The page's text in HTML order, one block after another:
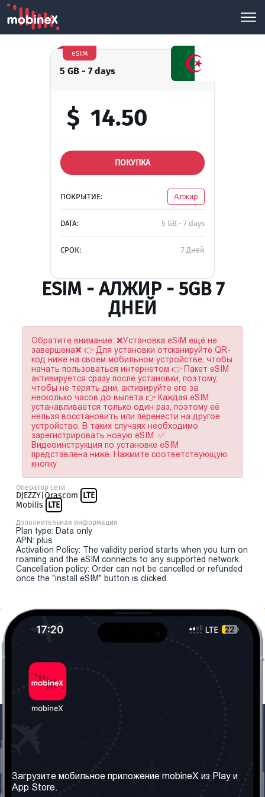
5 GB - 7 days
eSIM
$ 14.50
ПОКУПКА
ПОКРЫТИЕ: Алжир
DATA: 5 GB - 7 days
СРОК: 7 Дней
ESIM - АЛЖИР - 5GB 7
ДНЕЙ
Обратите внимание: ❌Установка eSIM ещё не
завершена❌ 👉 Для установки отсканируйте QR-
код ниже на своем мобильном устройстве, чтобы
начать пользоваться интернетом 👉 Пакет eSIM
активируется сразу после установки, поэтому,
чтобы не терять дни, активируйте его за
несколько часов до вылета 👉 Каждая eSIM
устанавливается только один раз, поэтому её
нельзя восстановить или перенести на другое
устройство. В таких случаях необходимо
зарегистрировать новую eSIM. ✅
Видеоинструкция по установке eSIM
представлена ниже. Нажмите соответствующую
кнопку
Оператор сети
DJEZZY|Orascom LTE
Mobilis LTE
Дополнительная информация
Plan type: Data only
APN: plus
Activation Policy: The validity period starts when you turn on
roaming and the eSIM connects to any supported network.
Cancellation policy: Order can not be cancelled or refunded
once the "install eSIM" button is clicked.
Наши сервисы
Правила и Условия
Загрузите мобильное приложение mobineX из Play и
App Store.